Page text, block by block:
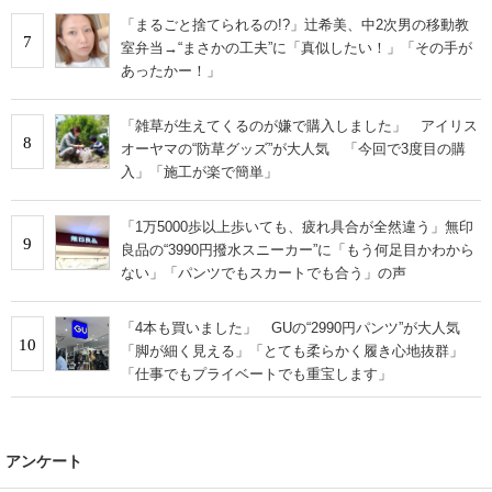
7
「まるごと捨てられるの!?」辻希美、中2次男の移動教
室弁当→“まさかの工夫”に「真似したい！」「その手が
あったかー！」
8
「雑草が生えてくるのが嫌で購入しました」 アイリス
オーヤマの“防草グッズ”が大人気 「今回で3度目の購
入」「施工が楽で簡単」
9
「1万5000歩以上歩いても、疲れ具合が全然違う」無印
良品の“3990円撥水スニーカー”に「もう何足目かわから
ない」「パンツでもスカートでも合う」の声
10
「4本も買いました」 GUの“2990円パンツ”が大人気
「脚が細く見える」「とても柔らかく履き心地抜群」
「仕事でもプライベートでも重宝します」
アンケート